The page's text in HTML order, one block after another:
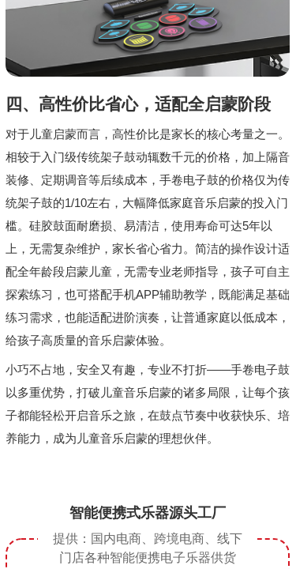
四、高性价比省心，适配全启蒙阶段
对于儿童启蒙而言，高性价比是家长的核心考量之一。
相较于入门级传统架子鼓动辄数千元的价格，加上隔音
装修、定期调音等后续成本，手卷电子鼓的价格仅为传
统架子鼓的1/10左右，大幅降低家庭音乐启蒙的投入门
槛。硅胶鼓面耐磨损、易清洁，使用寿命可达5年以
上，无需复杂维护，家长省心省力。简洁的操作设计适
配全年龄段启蒙儿童，无需专业老师指导，孩子可自主
探索练习，也可搭配手机APP辅助教学，既能满足基础
练习需求，也能适配进阶演奏，让普通家庭以低成本，
给孩子高质量的音乐启蒙体验。
小巧不占地，安全又有趣，专业不打折——手卷电子鼓
以多重优势，打破儿童音乐启蒙的诸多局限，让每个孩
子都能轻松开启音乐之旅，在鼓点节奏中收获快乐、培
养能力，成为儿童音乐启蒙的理想伙伴。
智能便携式乐器源头工厂
提供：国内电商、跨境电商、线下
门店各种智能便携电子乐器供货